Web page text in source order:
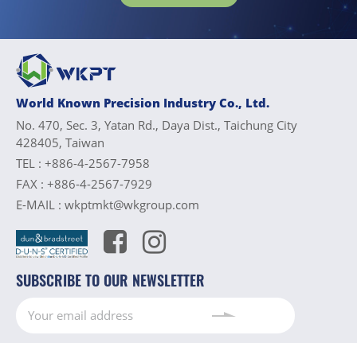
World Known Precision Industry Co., Ltd.
No. 470, Sec. 3, Yatan Rd., Daya Dist., Taichung City
428405, Taiwan
TEL : +886-4-2567-7958
FAX : +886-4-2567-7929
E-MAIL : wkptmkt@wkgroup.com
SUBSCRIBE TO OUR NEWSLETTER